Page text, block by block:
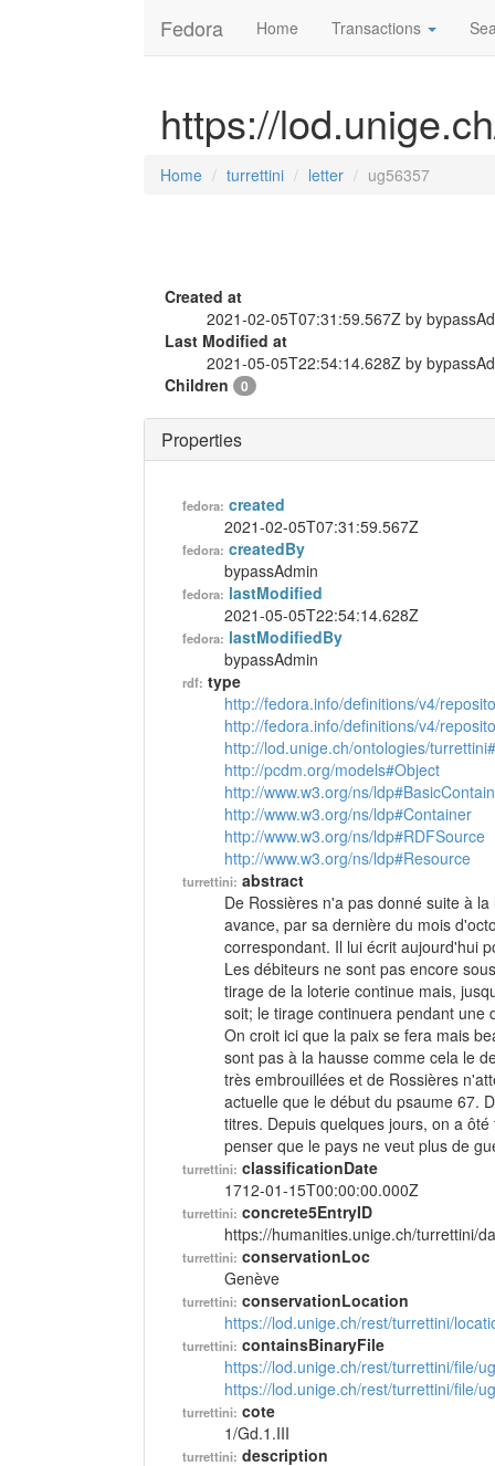
Fedora Home Transactions
https://
Home turrettini letter ug56357
Created at
2021-02-05T07:31:59.567Z by
Last Modified at
2021-05-05T22:54:14.628Z by
Children
0
Properties
fedora: created
2021-02-05T07:31:59.567Z
fedora: createdBy
bypassAdmin
fedora: lastModified
2021-05-05T22:54:14.628Z
fedora: lastModifiedBy
bypassAdmin
rdf: type
http://fedora.info/definitions/v4/
http://fedora.info/definitions/v4/
http://lod.unige.ch/ontologies/
http://pcdm.org/models#Object
http://www.w3.org/ns/
http://www.w3.org/ns/ldp#Container
http://www.w3.org/ns/ldp#RDFSource
http://www.w3.org/ns/ldp#Resource
turrettini: abstract
De Rossières n'a pas donné suite à
avance, par sa dernière du mois
correspondant. Il lui écrit aujourd'hui
Les débiteurs ne sont pas encore
tirage de la loterie continue mais,
soit; le tirage continuera pendant une
On croit ici que la paix se fera mais
sont pas à la hausse comme cela le
très embrouillées et de Rossières
actuelle que le début du psaume 67.
titres. Depuis quelques jours, on a
penser que le pays ne veut plus de
turrettini: classificationDate
1712-01-15T00:00:00.000Z
turrettini: concrete5EntryID
https://humanities.unige.ch/turrettini/
turrettini: conservationLoc
Genève
turrettini: conservationLocation
https://lod.unige.ch/rest/turrettini/
turrettini: containsBinaryFile
https://lod.unige.ch/rest/turrettini/file/
https://lod.unige.ch/rest/turrettini/file/
turrettini: cote
1/Gd.1.III
turrettini: description